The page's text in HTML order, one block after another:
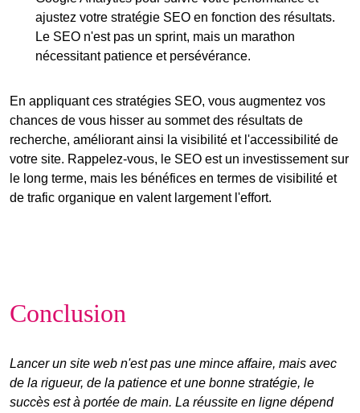
ajustez votre stratégie SEO en fonction des résultats.
Le SEO n'est pas un sprint, mais un marathon
nécessitant patience et persévérance.
En appliquant ces stratégies SEO, vous augmentez vos
chances de vous hisser au sommet des résultats de
recherche, améliorant ainsi la visibilité et l'accessibilité de
votre site. Rappelez-vous, le SEO est un investissement sur
le long terme, mais les bénéfices en termes de visibilité et
de trafic organique en valent largement l'effort.
Conclusion
Lancer un site web n'est pas une mince affaire, mais avec
de la rigueur, de la patience et une bonne stratégie, le
succès est à portée de main. La réussite en ligne dépend